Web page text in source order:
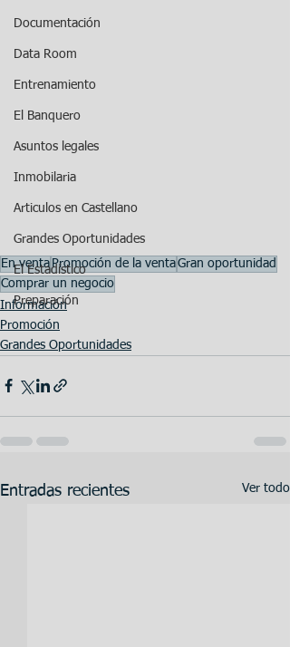
Documentación
Data Room
Entrenamiento
El Banquero
Asuntos legales
Inmobilaria
Articulos en Castellano
Grandes Oportunidades
El Estadístico
Preparación
En venta Promoción de la ventaGran oportunidad
Comprar un negocio
Información
Promoción
Grandes Oportunidades
Entradas recientes Ver todo